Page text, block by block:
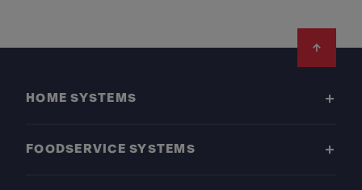
HOME SYSTEMS
FOODSERVICE SYSTEMS